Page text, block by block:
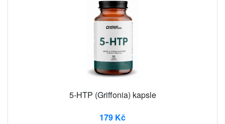
5-HTP (Griffonia) kapsle
179 Kč